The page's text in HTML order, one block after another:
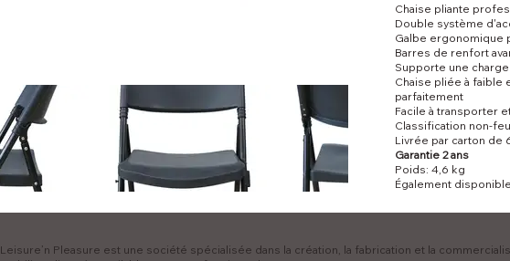
Chaise pliante
Double système
Galbe ergonomique
Barres de renfort
Supporte une
Chaise pliée à
parfaitement
Facile à transporter
Classification non-
Livrée par carton de
Garantie 2 ans
Poids: 4,6 kg
Également
Leisure’n Pleasure est une société spécialisée dans la création, la fabrication et la